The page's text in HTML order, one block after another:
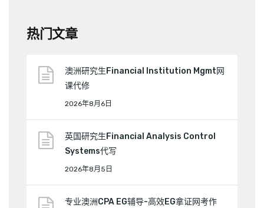
热门文章
澳洲研究生Financial Institution Mgmt网
课代修
2026年8月6日
英国研究生Financial Analysis Control
Systems代写
2026年8月5日
专业澳洲CPA EG辅导-高效EG拿证网考作